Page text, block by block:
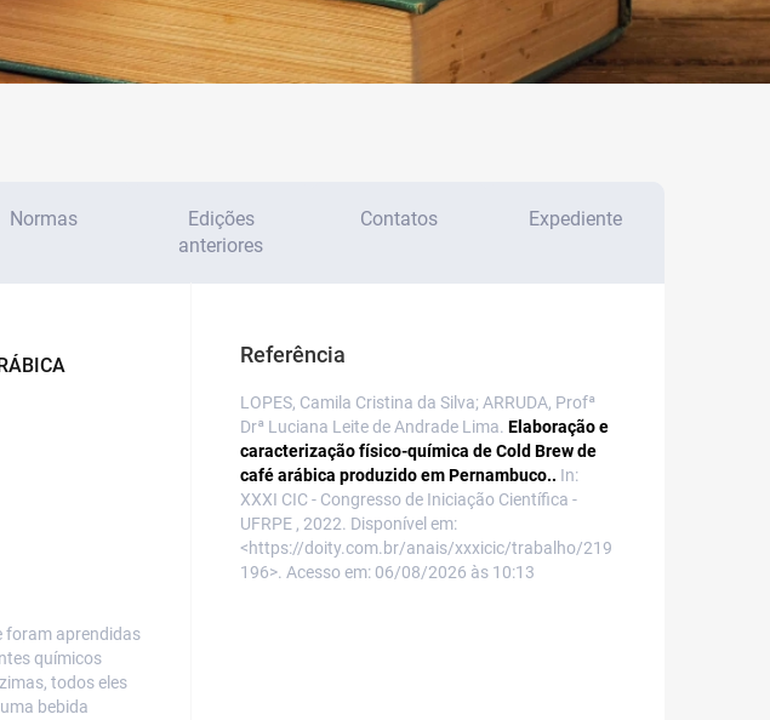
Normas
Edições
anteriores
Contatos Expediente
foram aprendidas
químicos
todos eles
bebida
Referência
LOPES, Camila Cristina da Silva; ARRUDA, Profª
Drª Luciana Leite de Andrade Lima. Elaboração e
caracterização físico-química de Cold Brew de
café arábica produzido em Pernambuco.. In:
XXXI CIC - Congresso de Iniciação Científica -
UFRPE , 2022. Disponível em:
<https://doity.com.br/anais/xxxicic/trabalho/219
196>. Acesso em: 06/08/2026 às 10:13